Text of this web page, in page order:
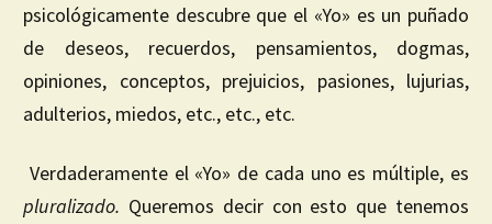
psicológicamente descubre que el «Yo» es un puñado
de deseos, recuerdos, pensamientos, dogmas,
opiniones, conceptos, prejuicios, pasiones, lujurias,
adulterios, miedos, etc., etc., etc.
Verdaderamente el «Yo» de cada uno es múltiple, es
pluralizado. Queremos decir con esto que tenemos